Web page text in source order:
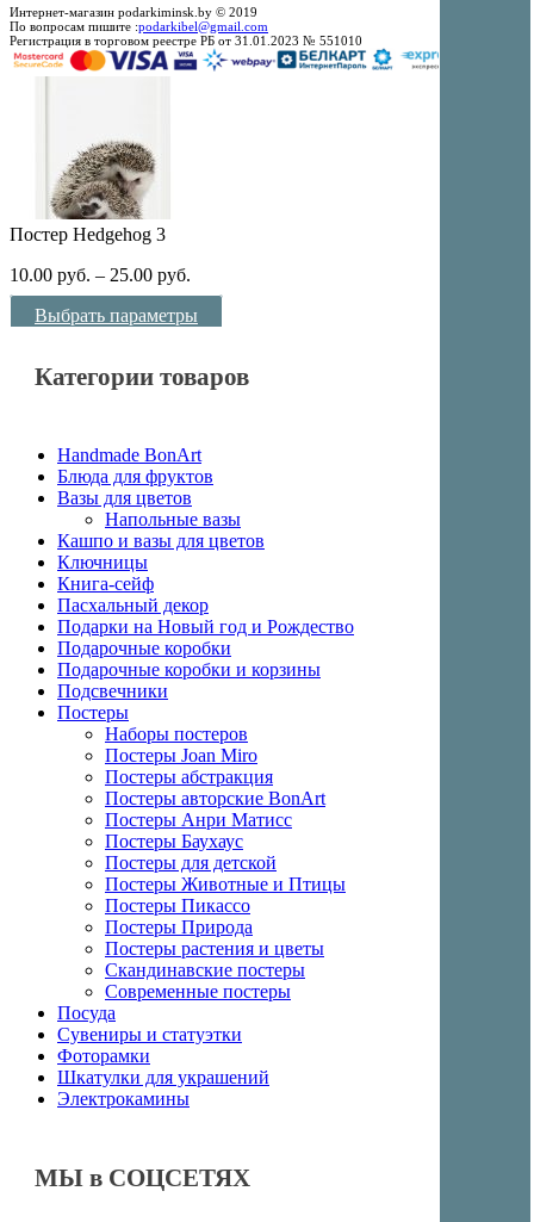
Интернет-магазин podarkiminsk.by © 2019
По вопросам пишите :podarkibel@gmail.com
Регистрация в торговом реестре РБ от 31.01.2023 № 551010
Постер Hedgehog 3
10.00 руб. – 25.00 руб.
Выбрать параметры
Категории товаров
Handmade BonArt
Блюда для фруктов
Вазы для цветов
Напольные вазы
Кашпо и вазы для цветов
Ключницы
Книга-сейф
Пасхальный декор
Подарки на Новый год и Рождество
Подарочные коробки
Подарочные коробки и корзины
Подсвечники
Постеры
Наборы постеров
Постеры Joan Miro
Постеры абстракция
Постеры авторские BonArt
Постеры Анри Матисс
Постеры Баухаус
Постеры для детской
Постеры Животные и Птицы
Постеры Пикассо
Постеры Природа
Постеры растения и цветы
Скандинавские постеры
Современные постеры
Посуда
Сувениры и статуэтки
Фоторамки
Шкатулки для украшений
Электрокамины
МЫ в СОЦСЕТЯХ